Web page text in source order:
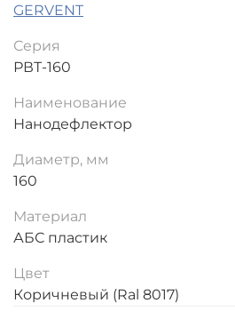
GERVENT
Серия
РВТ-160
Наименование
Нанодефлектор
Диаметр, мм
160
Материал
АБС пластик
Цвет
Коричневый (Ral 8017)